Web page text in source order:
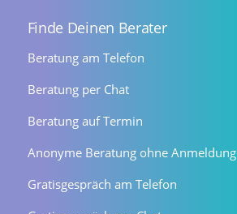
Finde Deinen Berater
Beratung am Telefon
Beratung per Chat
Beratung auf Termin
Anonyme Beratung ohne Anmeldung
Gratisgespräch am Telefon